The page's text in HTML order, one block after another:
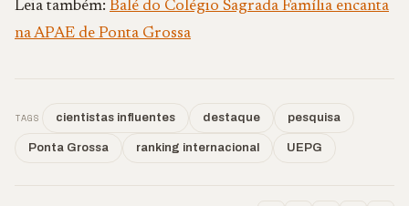
Leia também: Balé do Colégio Sagrada Família encanta
na APAE de Ponta Grossa
TAGS cientistas influentes destaque pesquisa
Ponta Grossa ranking internacional UEPG